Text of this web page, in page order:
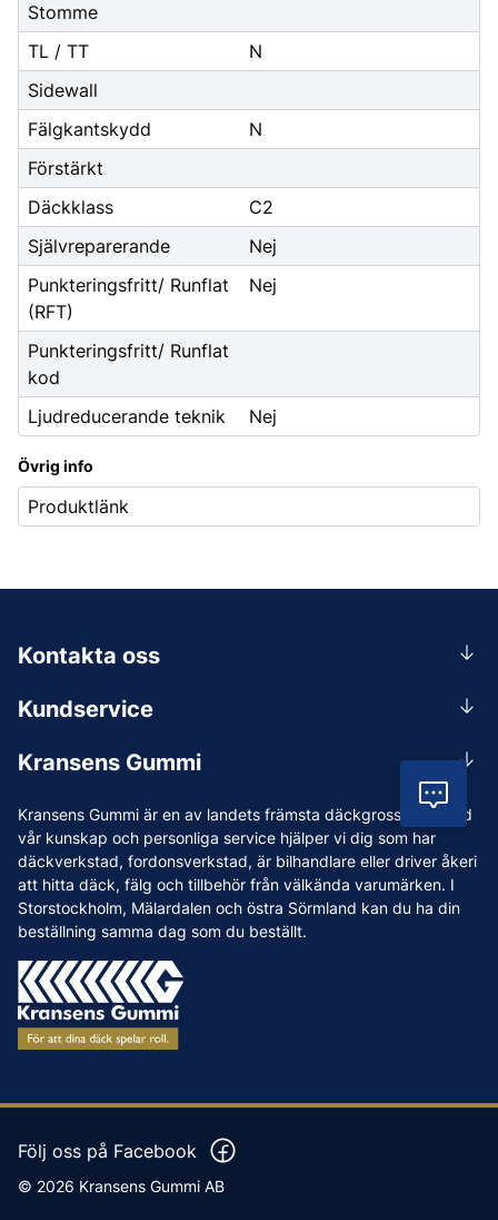
Stomme
TL / TT
N
Sidewall
Fälgkantskydd
N
Förstärkt
Däckklass
C2
Självreparerande
Nej
Punkteringsfritt/ Runflat
(RFT)
Nej
Punkteringsfritt/ Runflat
kod
Ljudreducerande teknik
Nej
Övrig info
Produktlänk
Kransens Gummi är en av landets främsta däckgrossister. Med
vår kunskap och personliga service hjälper vi dig som har
däckverkstad, fordonsverkstad, är bilhandlare eller driver åkeri
att hitta däck, fälg och tillbehör från välkända varumärken. I
Storstockholm, Mälardalen och östra Sörmland kan du ha din
beställning samma dag som du beställt.
Kundservice
Leverans
Reklamation & återköp
Betalning & faktura
Köpvillkor
Vanliga frågor och svar
Kransens Gummi
Vi som jobbar på Kransens Gummi
Jobba hos oss
Nyheter
Tips & Råd
Varumärken
Våra Verkstäder
Press
Kontakta oss
0156-409 00
Mån-Tors 07.30-16:30, Fre 07.30-15.00.
Lunchstängt 12:00-12:30
Följ oss på Facebook
© 2026 Kransens Gummi AB